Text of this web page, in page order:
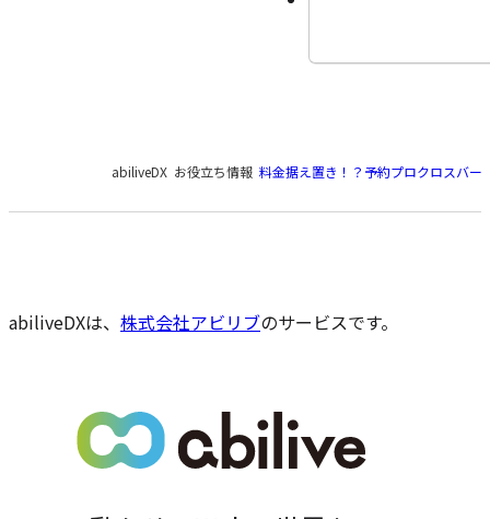
の
の
abiliveDX お役立ち情報 料金据え置き！？予約プロクロスバ
abiliveDXは、 株式会社アビリブのサービスです。